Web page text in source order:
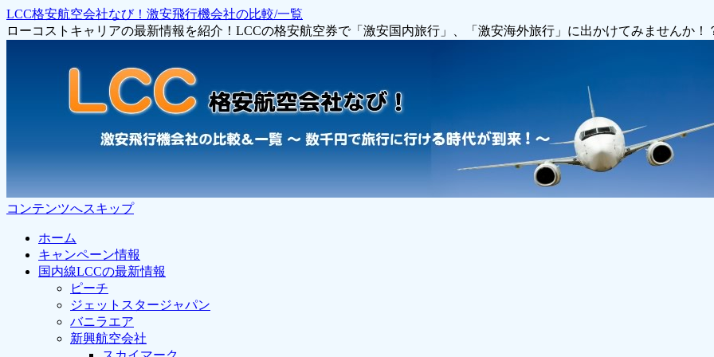
LCC格安航空会社なび！激安飛行機会社の比較/一覧
ローコストキャリアの最新情報を紹介！LCCの格安航空券で「激安国内旅行」、「激安海外旅行」に出かけてみませんか！
コンテンツへスキップ
ホーム
キャンペーン情報
国内線LCCの最新情報
ピーチ
ジェットスタージャパン
バニラエア
新興航空会社